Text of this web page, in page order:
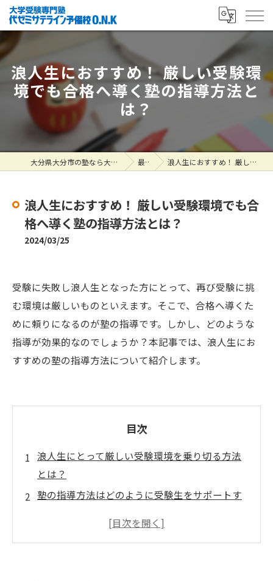
浪人生におすすめ！ 厳しい受験環
境でも合格へ導く塾の指導方法と
は？
大分県大分市の塾なら大学受験専門塾 代ゼミサテライン予備校O.N.K 最新情報 浪人生におすすめ！ 厳しい受験環境でも合格へ導く塾の指導方法とは？
浪人生におすすめ！ 厳しい受験環境でも合
格へ導く塾の指導方法とは？
2024/03/25
受験に失敗し浪人生となった方にとって、再び受験に挑
む環境は厳しいものといえます。そこで、合格へ導くた
めに頼りになるのが塾の指導です。しかし、どのような
指導が効果的なのでしょうか？本記事では、浪人生にお
すすめの塾の指導方法について紹介します。
目次
浪人生にとって厳しい受験環境を乗り切る方法
とは？
塾の指導方法はどのように受験生をサポートす
浪人生におすすめの塾選びのポイントとは？